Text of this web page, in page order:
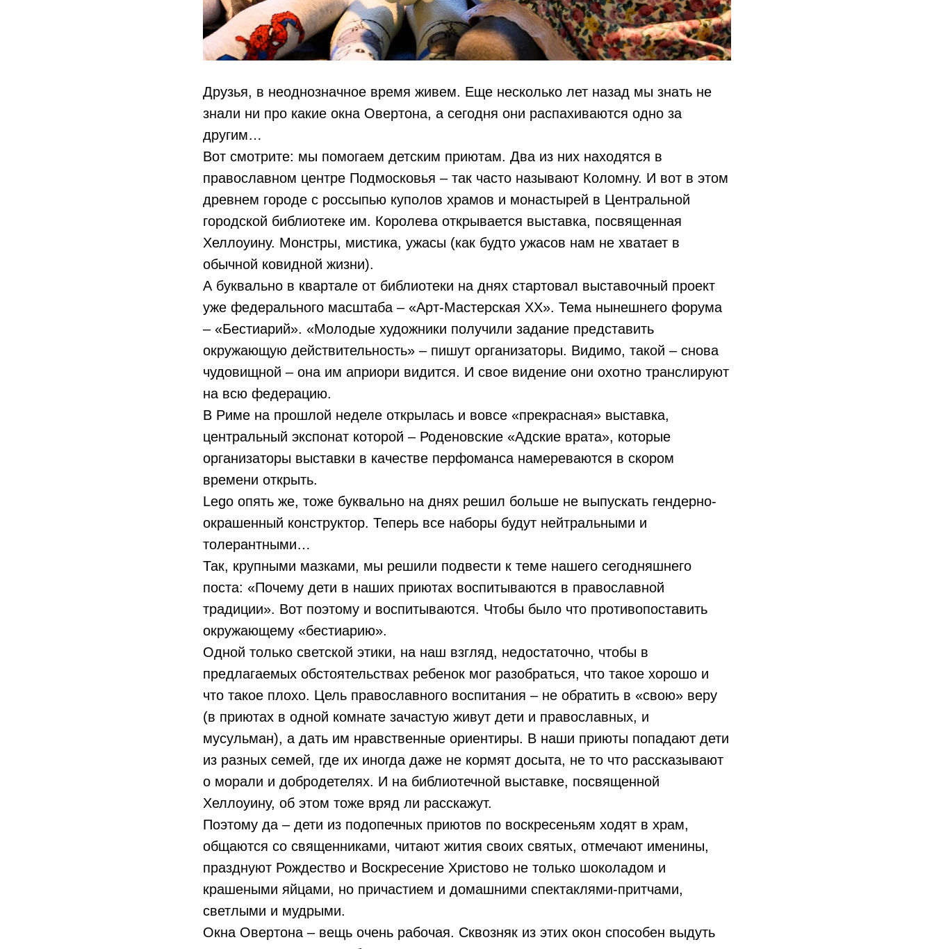
Друзья, в неоднозначное время живем. Еще несколько лет назад мы знать не
знали ни про какие окна Овертона, а сегодня они распахиваются одно за
другим…
Вот смотрите: мы помогаем детским приютам. Два из них находятся в
православном центре Подмосковья – так часто называют Коломну. И вот в этом
древнем городе с россыпью куполов храмов и монастырей в Центральной
городской библиотеке им. Королева открывается выставка, посвященная
Хеллоуину. Монстры, мистика, ужасы (как будто ужасов нам не хватает в
обычной ковидной жизни).
А буквально в квартале от библиотеки на днях стартовал выставочный проект
уже федерального масштаба – «Арт-Мастерская XX». Тема нынешнего форума
– «Бестиарий». «Молодые художники получили задание представить
окружающую действительность» – пишут организаторы. Видимо, такой – снова
чудовищной – она им априори видится. И свое видение они охотно транслируют
на всю федерацию.
В Риме на прошлой неделе открылась и вовсе «прекрасная» выставка,
центральный экспонат которой – Роденовские «Адские врата», которые
организаторы выставки в качестве перфоманса намереваются в скором
времени открыть.
Lego опять же, тоже буквально на днях решил больше не выпускать гендерно-
окрашенный конструктор. Теперь все наборы будут нейтральными и
толерантными…
Так, крупными мазками, мы решили подвести к теме нашего сегодняшнего
поста: «Почему дети в наших приютах воспитываются в православной
традиции». Вот поэтому и воспитываются. Чтобы было что противопоставить
окружающему «бестиарию».
Одной только светской этики, на наш взгляд, недостаточно, чтобы в
предлагаемых обстоятельствах ребенок мог разобраться, что такое хорошо и
что такое плохо. Цель православного воспитания – не обратить в «свою» веру
(в приютах в одной комнате зачастую живут дети и православных, и
мусульман), а дать им нравственные ориентиры. В наши приюты попадают дети
из разных семей, где их иногда даже не кормят досыта, не то что рассказывают
о морали и добродетелях. И на библиотечной выставке, посвященной
Хеллоуину, об этом тоже вряд ли расскажут.
Поэтому да – дети из подопечных приютов по воскресеньям ходят в храм,
общаются со священниками, читают жития своих святых, отмечают именины,
празднуют Рождество и Воскресение Христово не только шоколадом и
крашеными яйцами, но причастием и домашними спектаклями-притчами,
светлыми и мудрыми.
Окна Овертона – вещь очень рабочая. Сквозняк из этих окон способен выдуть